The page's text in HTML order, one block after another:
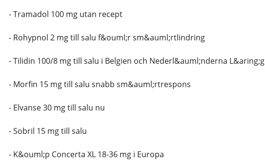
- Tramadol 100 mg utan recept
- Rohypnol 2 mg till salu f&ouml;r sm&auml;rtlindring
- Tilidin 100/8 mg till salu i Belgien och Nederl&auml;nderna L&aring;g
- Morfin 15 mg till salu snabb sm&auml;rtrespons
- Elvanse 30 mg till salu nu
- Sobril 15 mg till salu
- K&ouml;p Concerta XL 18-36 mg i Europa